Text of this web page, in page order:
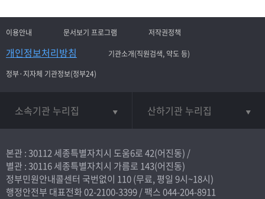
이용안내 문서보기 프로그램 저작권정책
개인정보처리방침
기관소개(직원검색, 약도 등)
정부·지자체 기관정보(정부24)
소속기관 누리집 산하기관 누리집
본관 : 30112 세종특별자치시 도움6로 42(어진동) /
별관 : 30116 세종특별자치시 가름로 143(어진동)
정부민원안내콜센터 국번없이 110(무료, 평일 9시~18시)
행정안전부 대표전화02-2100-3399/ 팩스 044-204-8911